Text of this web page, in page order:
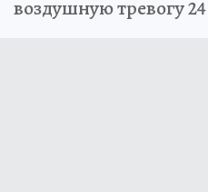
воздушную тревогу